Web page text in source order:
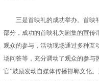
三是首映礼的成功举办。首映
部分，成功的首映礼为剧集的宣传
观众的参与，活动现场通过多种互
场问答等，充分调动了观众的参与
官”鼓励发动自媒体传播邯郸文化